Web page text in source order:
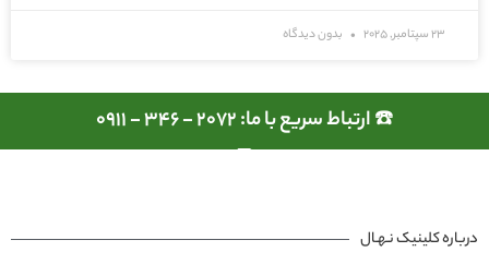
23 سپتامبر, 2025 بدون دیدگاه
☎️ ارتباط سریع با ما: 2072 - 346 - 0911
درباره کلینیک نـهـال